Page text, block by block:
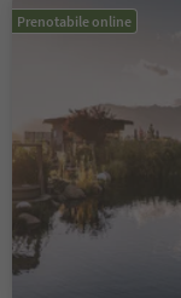
Prenotabile online